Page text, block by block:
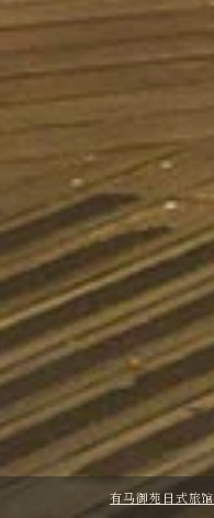
有马御苑日式旅馆